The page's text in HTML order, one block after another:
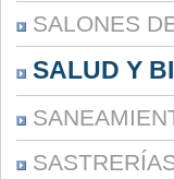
SALONES
SALUD Y